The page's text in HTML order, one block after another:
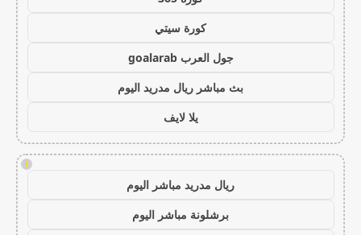
كورة سيتي
جول العرب goalarab
بث مباشر ريال مدريد اليوم
يلا لايف
!
ريال مدريد مباشر اليوم
برشلونة مباشر اليوم